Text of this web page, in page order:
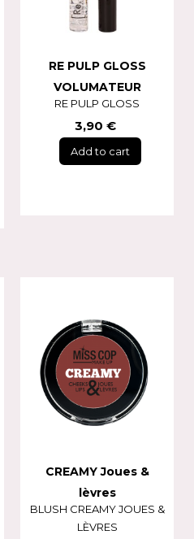
RE PULP GLOSS
VOLUMATEUR
RE PULP GLOSS
3,90 €
Add to cart
CREAMY Joues &
lèvres
BLUSH CREAMY JOUES &
LÈVRES